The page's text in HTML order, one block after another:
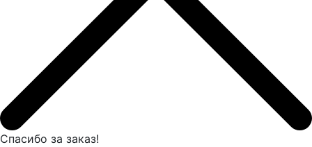
Спасибо за заказ!